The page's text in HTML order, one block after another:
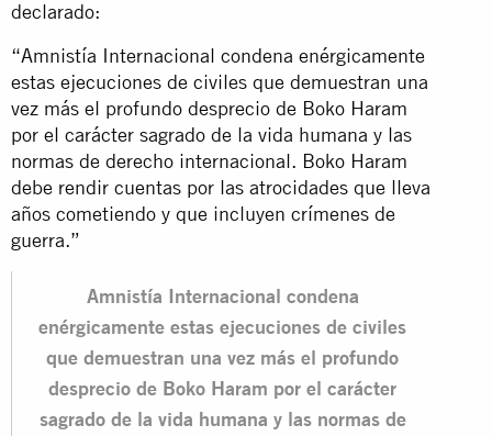
declarado:
“Amnistía Internacional condena enérgicamente
estas ejecuciones de civiles que demuestran una
vez más el profundo desprecio de Boko Haram
por el carácter sagrado de la vida humana y las
normas de derecho internacional. Boko Haram
debe rendir cuentas por las atrocidades que lleva
años cometiendo y que incluyen crímenes de
guerra.”
Amnistía Internacional condena
enérgicamente estas ejecuciones de civiles
que demuestran una vez más el profundo
desprecio de Boko Haram por el carácter
sagrado de la vida humana y las normas de